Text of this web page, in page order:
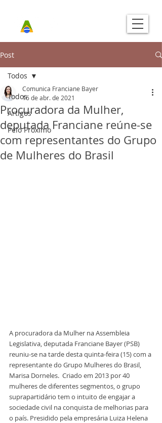
Post
Todos
Artigos
Pelo Próximo
Todos
Procuradora da Mulher,
deputada Franciane reúne-se
com representantes do Grupo
de Mulheres do Brasil
Comunica Franciane Bayer
16 de abr. de 2021
A procuradora da Mulher na Assembleia
Legislativa, deputada Franciane Bayer (PSB)
reuniu-se na tarde desta quinta-feira (15) com a
representante do Grupo Mulheres do Brasil,
Marisa Dorneles.  Criado em 2013 por 40
mulheres de diferentes segmentos, o grupo
suprapartidário tem o intuito de engajar a
sociedade civil na conquista de melhorias para
o país. Presidido pela empresária Luiza Helena